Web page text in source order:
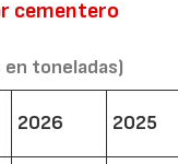
cementero
toneladas)
2026 2025